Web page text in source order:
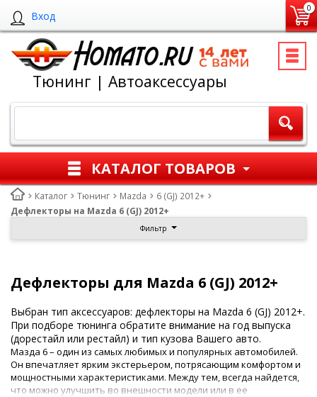
Вход
0
Тюнинг | Автоаксессуары
КАТАЛОГ ТОВАРОВ
Каталог Тюнинг Mazda
6 (GJ) 2012+
Дефлекторы на Mazda 6 (GJ) 2012+
Фильтр
Дефлекторы для Mazda 6 (GJ) 2012+
Выбран тип аксессуаров: дефлекторы на Mazda 6 (GJ) 2012+.
При подборе тюнинга обратите внимание на год выпуска
(дорестайл или рестайл) и тип кузова Вашего авто.
Мазда 6 – один из самых любимых и популярных автомобилей.
Он впечатляет ярким экстерьером, потрясающим комфортом и
мощностными характеристиками. Между тем, всегда найдется,
что можно улучшить во внешности модели или в ее